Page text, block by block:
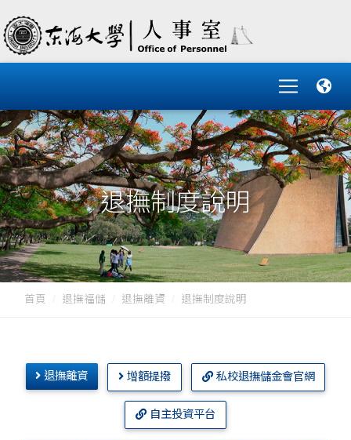
退撫制度說明
首頁 退撫福儲 退撫離資 退撫制度說明
退撫離資 增額提撥 私校退撫儲金會官網
自主投資平台